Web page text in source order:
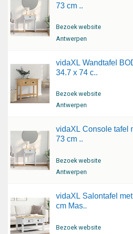
73 cm ..
Bezoek website
Antwerpen
vidaXL Wandtafel
34.7 x 74 c..
Bezoek website
Antwerpen
vidaXL Console tafel
73 cm ..
Bezoek website
Antwerpen
vidaXL Salontafel
cm Mas..
Bezoek website